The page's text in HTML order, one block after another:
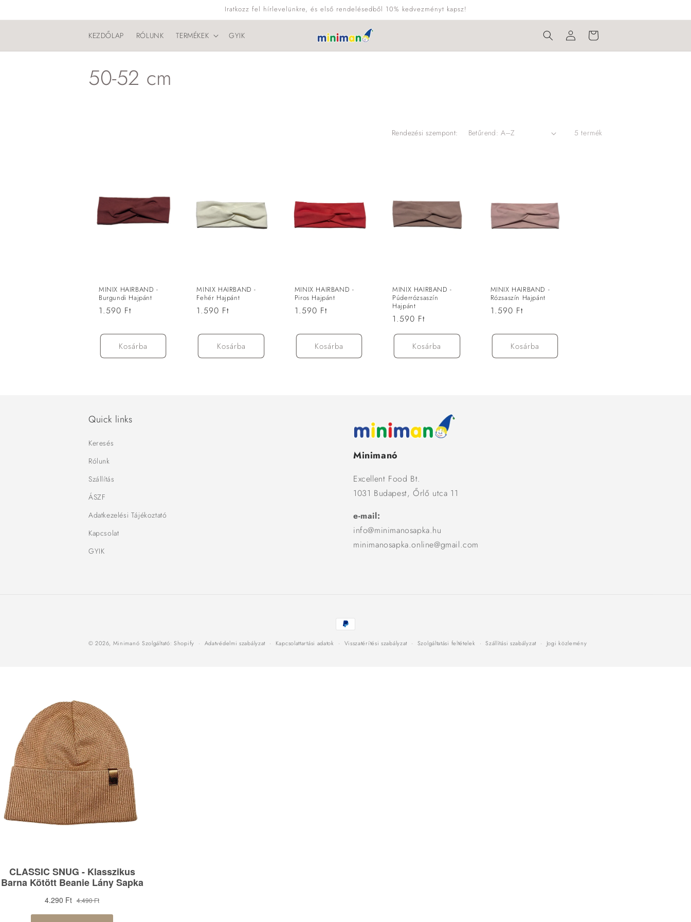
Iratkozz fel hírlevelünkre, és első rendelésedből 10% kedvezményt kapsz!
KEZDŐLAP RÓLUNK TERMÉKEK GYIK BejelentkezésKosár
K
k
ó
50-52 cm
Rendezési szempont: 5 termék
MINIX HAIRBAND -
Burgundi Hajpánt
Normál
1.590 Ft
Kosárba
MINIX HAIRBAND -
Fehér Hajpánt
Normál
1.590 Ft
Kosárba
MINIX HAIRBAND -
Piros Hajpánt
Normál
1.590 Ft
Kosárba
MINIX HAIRBAND -
Púderrózsaszín
Hajpánt
Normál
ár
1.590 Ft
Kosárba
MINIX HAIRBAND -
Rózsaszín Hajpánt
Normál
1.590 Ft
Kosárba
Quick links
Keresés
Rólunk
Szállítás
ÁSZF
Adatkezelési Tájékoztató
Kapcsolat
GYIK
Minimanó
Excellent Food Bt.
1031 Budapest, Őrlő utca 11
e-mail:
info@minimanosapka.hu
minimanosapka.online@gmail.com
Fizetési
módok
© 2026, Minimanó Szolgáltató: Shopify Adatvédelmi szabályzat Kapcsolattartási adatok Visszatérítési szabályzat Szolgáltatási feltételek Szállítási szabályzat Jogi közlemény